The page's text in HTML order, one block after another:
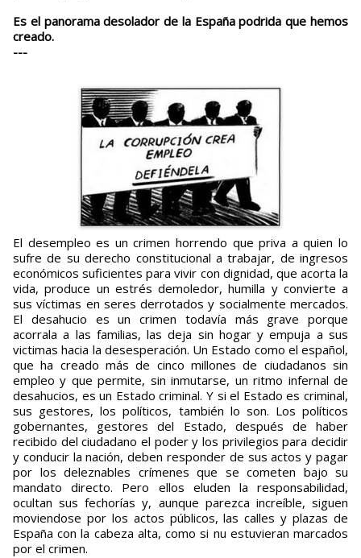
Es el panorama desolador de la España podrida que hemos
creado.
---
El desempleo es un crimen horrendo que priva a quien lo
sufre de su derecho constitucional a trabajar, de ingresos
económicos suficientes para vivir con dignidad, que acorta la
vida, produce un estrés demoledor, humilla y convierte a
sus víctimas en seres derrotados y socialmente mercados.
El desahucio es un crimen todavía más grave porque
acorrala a las familias, las deja sin hogar y empuja a sus
victimas hacia la desesperación. Un Estado como el español,
que ha creado más de cinco millones de ciudadanos sin
empleo y que permite, sin inmutarse, un ritmo infernal de
desahucios, es un Estado criminal. Y si el Estado es criminal,
sus gestores, los políticos, también lo son. Los políticos
gobernantes, gestores del Estado, después de haber
recibido del ciudadano el poder y los privilegios para decidir
y conducir la nación, deben responder de sus actos y pagar
por los deleznables crímenes que se cometen bajo su
mandato directo. Pero ellos eluden la responsabilidad,
ocultan sus fechorías y, aunque parezca increíble, siguen
moviendose por los actos públicos, las calles y plazas de
España con la cabeza alta, como si nu estuvieran marcados
por el crimen.